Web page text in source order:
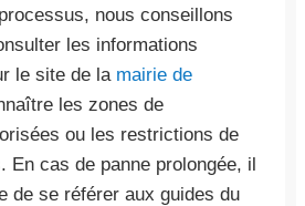
nous conseillons
les informations
le site de la mairie de
les zones de
ou les restrictions de
En cas de panne prolongée, il
de se référer aux guides du